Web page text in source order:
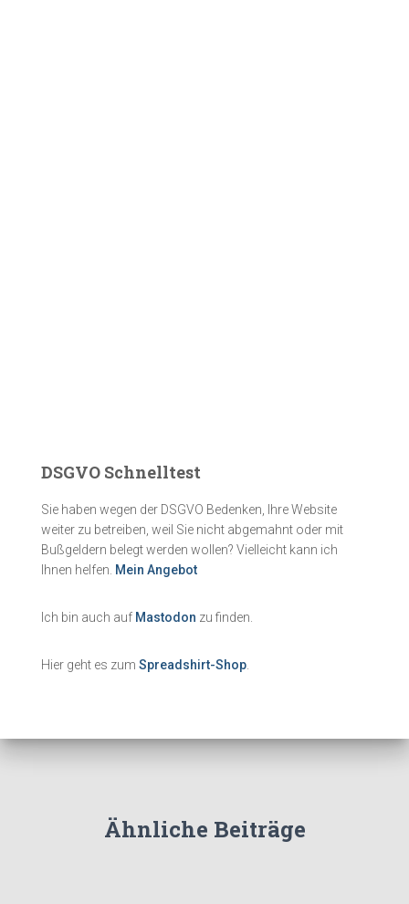
DSGVO Schnelltest
Sie haben wegen der DSGVO Bedenken, Ihre Website
weiter zu betreiben, weil Sie nicht abgemahnt oder mit
Bußgeldern belegt werden wollen? Vielleicht kann ich
Ihnen helfen. Mein Angebot
Ich bin auch auf Mastodon zu finden.
Hier geht es zum Spreadshirt-Shop
Ähnliche Beiträge